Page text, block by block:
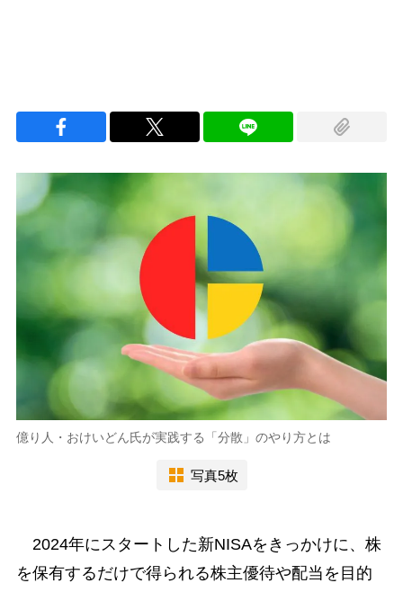
億り人・おけいどん氏が実践する「分散」のやり方とは
写真5枚
2024年にスタートした新NISAをきっかけに、株
を保有するだけで得られる株主優待や配当を目的